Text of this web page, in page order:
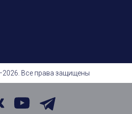
Все права защищены